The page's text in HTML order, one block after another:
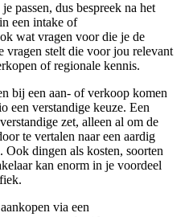
passen, dus bespreek na het
een intake of
wat vragen voor die je de
vragen stelt die voor jou relevant
of regionale kennis.
bij een aan- of verkoop komen
een verstandige keuze. Een
zet, alleen al om de
te vertalen naar een aardig
dingen als kosten, soorten
kan enorm in je voordeel
via een